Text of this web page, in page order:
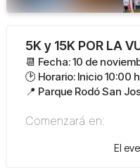
5K y 15K POR LA
📆 Fecha: 10 de
🕑 Horario: Inicio 10:00
📍 Parque Rodó San
Comenzará en:
El